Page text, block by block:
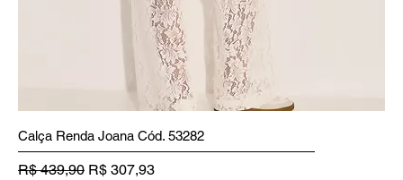
Calça Renda Joana Cód. 53282
Preço normal
R$ 439,90 Preço promocional
R$ 307,93